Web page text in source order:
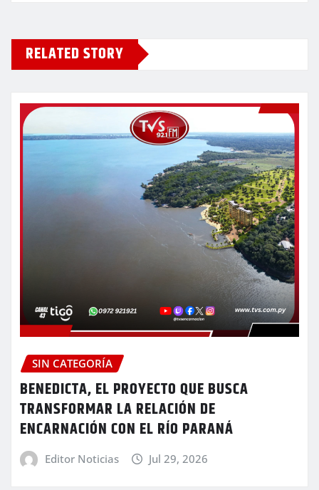
RELATED STORY
SIN CATEGORÍA
BENEDICTA, EL PROYECTO QUE BUSCA
TRANSFORMAR LA RELACIÓN DE
ENCARNACIÓN CON EL RÍO PARANÁ
Editor Noticias Jul 29, 2026